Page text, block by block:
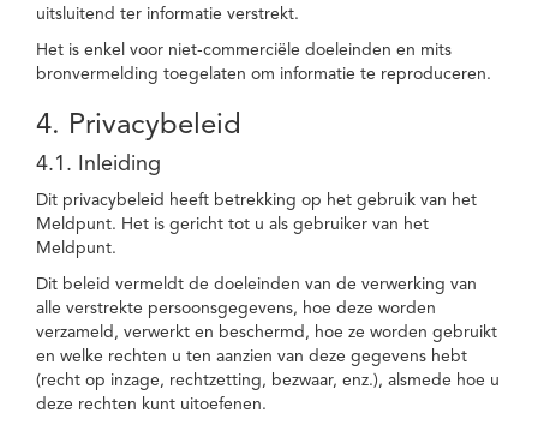
uitsluitend ter informatie verstrekt.
Het is enkel voor niet-commerciële doeleinden en mits
bronvermelding toegelaten om informatie te reproduceren.
4. Privacybeleid
4.1. Inleiding
Dit privacybeleid heeft betrekking op het gebruik van het
Meldpunt. Het is gericht tot u als gebruiker van het
Meldpunt.
Dit beleid vermeldt de doeleinden van de verwerking van
alle verstrekte persoonsgegevens, hoe deze worden
verzameld, verwerkt en beschermd, hoe ze worden gebruikt
en welke rechten u ten aanzien van deze gegevens hebt
(recht op inzage, rechtzetting, bezwaar, enz.), alsmede hoe u
deze rechten kunt uitoefenen.